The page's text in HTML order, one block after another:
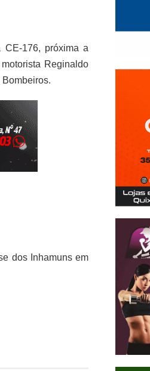
176, próxima a
Reginaldo
dos Inhamuns em